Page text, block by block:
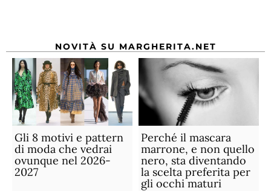
NOVITÀ SU MARGHERITA.NET
Gli 8 motivi e pattern
di moda che vedrai
ovunque nel 2026-
2027
Perché il mascara
marrone, e non quello
nero, sta diventando
la scelta preferita per
gli occhi maturi